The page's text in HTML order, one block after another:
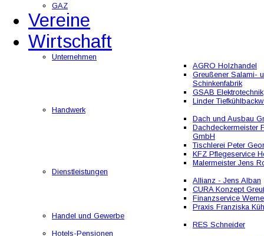
GAZ
Vereine
Wirtschaft
Unternehmen
AGRO Holzhandel
Greußener Salami-
Schinkenfabrik
GSAB Elektrotechnik
Linder
Handwerk
Dach und Ausbau
Dachdeckermeister
GmbH
Tischlerei Peter
KFZ Pflegeservice
Malermeister Jens
Dienstleistungen
Allianz - Jens Alban
CURA Konzept
Finanzservice
Praxis Franziska
Handel und Gewerbe
RES Schneider
Hotels-Pensionen